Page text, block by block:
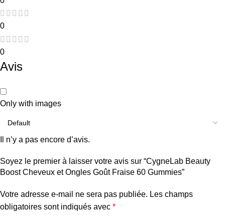
0
0
Avis
Only with images
Il n’y a pas encore d’avis.
Soyez le premier à laisser votre avis sur “CygneLab Beauty
Boost Cheveux et Ongles Goût Fraise 60 Gummies”
Votre adresse e-mail ne sera pas publiée. Les champs
obligatoires sont indiqués avec *